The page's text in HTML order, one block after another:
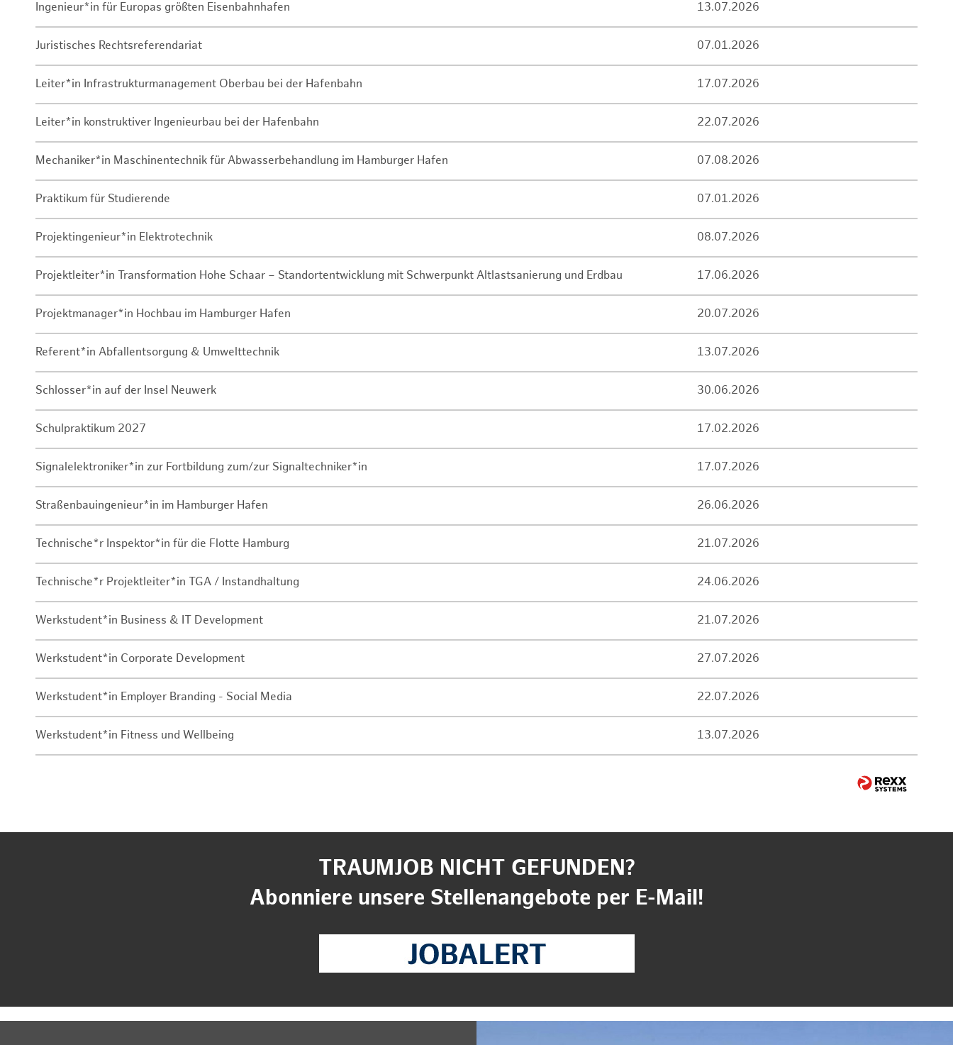
Ingenieur*in für Europas größten Eisenbahnhafen 13.07.2026
Juristisches Rechtsreferendariat 07.01.2026
Leiter*in Infrastrukturmanagement Oberbau bei der Hafenbahn 17.07.2026
Leiter*in konstruktiver Ingenieurbau bei der Hafenbahn 22.07.2026
Mechaniker*in Maschinentechnik für Abwasserbehandlung im Hamburger Hafen 07.08.2026
Praktikum für Studierende 07.01.2026
Projektingenieur*in Elektrotechnik 08.07.2026
Projektleiter*in Transformation Hohe Schaar – Standortentwicklung mit Schwerpunkt Altlastsanierung und Erdbau 17.06.2026
Projektmanager*in Hochbau im Hamburger Hafen 20.07.2026
Referent*in Abfallentsorgung & Umwelttechnik 13.07.2026
Schlosser*in auf der Insel Neuwerk 30.06.2026
Schulpraktikum 2027 17.02.2026
Signalelektroniker*in zur Fortbildung zum/zur Signaltechniker*in 17.07.2026
Straßenbauingenieur*in im Hamburger Hafen 26.06.2026
Technische*r Inspektor*in für die Flotte Hamburg 21.07.2026
Technische*r Projektleiter*in TGA / Instandhaltung 24.06.2026
Werkstudent*in Business & IT Development 21.07.2026
Werkstudent*in Corporate Development 27.07.2026
Werkstudent*in Employer Branding - Social Media 22.07.2026
Werkstudent*in Fitness und Wellbeing 13.07.2026
TRAUMJOB NICHT GEFUNDEN?
Abonniere unsere Stellenangebote per E-Mail!